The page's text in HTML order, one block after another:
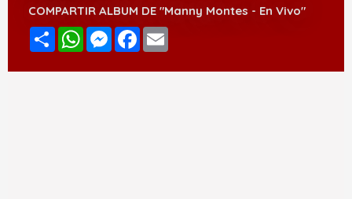
COMPARTIR ALBUM DE "Manny Montes - En Vivo"
Compartir
WhatsAppMessenger
Facebook